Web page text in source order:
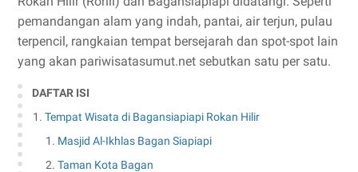
pemandangan alam yang indah, pantai, air terjun, pulau
terpencil, rangkaian tempat bersejarah dan spot-spot lain
yang akan pariwisatasumut.net sebutkan satu per satu.
DAFTAR ISI
Tempat Wisata di Bagansiapiapi Rokan Hilir
Masjid Al-Ikhlas Bagan Siapiapi
Taman Kota Bagan